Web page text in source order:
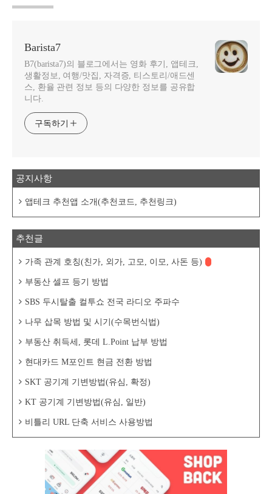
Barista7
B7(barista7)의 블로그에서는 영화 후기, 앱테크,
생활정보, 여행/맛집, 자격증, 티스토리/애드센
스, 환율 관련 정보 등의 다양한 정보를 공유합
니다.
구독하기
공지사항
앱테크 추천앱 소개(추천코드, 추천링크)
추천글
가족 관계 호칭(친가, 외가, 고모, 이모, 사돈 등)
부동산 셀프 등기 방법
SBS 두시탈출 컬투쇼 전국 라디오 주파수
나무 삽목 방법 및 시기(수목번식법)
부동산 취득세, 롯데 L.Point 납부 방법
현대카드 M포인트 현금 전환 방법
SKT 공기계 기변방법(유심, 확정)
KT 공기계 기변방법(유심, 일반)
비틀리 URL 단축 서비스 사용방법